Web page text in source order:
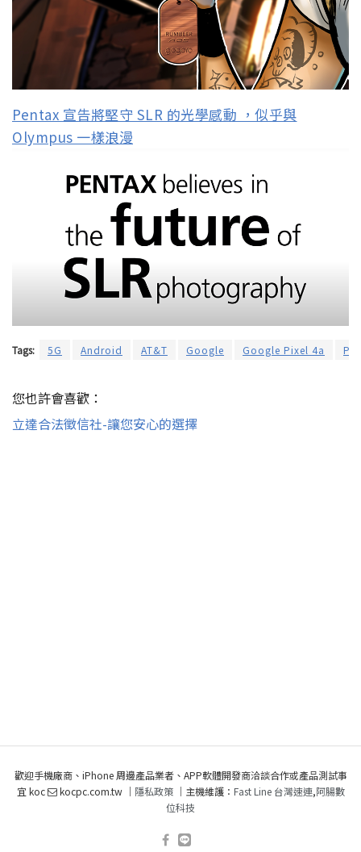
Pentax 宣告將堅守 SLR 的光學感動 ，似乎與
Olympus 一樣浪漫
Tags: 5G Android AT&T Google Google Pixel 4a
您也許會喜歡：
立達合法徵信社-讓您安心的選擇
歡迎手機廠商、iPhone 周邊產品業者、APP軟體開發商洽談合作或產品測試事
宜 koc
kocpc.com.tw ｜ 隱私政策｜主機維護： Fast Line 台灣速連,阿腸數
位科技